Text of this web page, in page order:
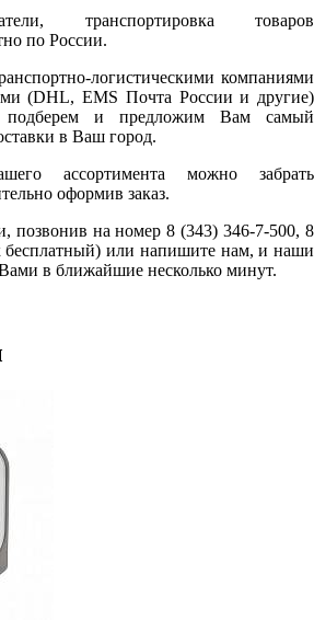
транспортировка товаров
по России.
логистическими компаниями
(DHL, EMS Почта России и другие)
и предложим Вам самый
в Ваш город.
ассортимента можно забрать
оформив заказ.
позвонив на номер 8 (343) 346-7-500, 8
бесплатный) или напишите нам, и наши
в ближайшие несколько минут.